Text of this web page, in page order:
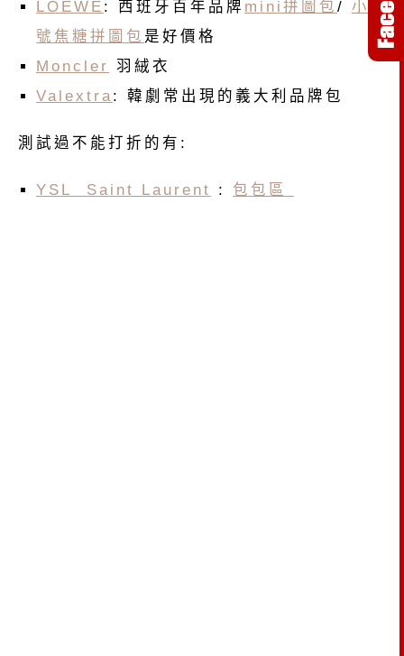
LOEWE : 西班牙百年品牌 mini拼圖包 / 小
號焦糖拼圖包 是好價格
Moncler
羽絨衣
Valextra : 韓劇常出現的義大利品牌包
測試過不能打折的有:
YSL Saint Laurent : 包包區